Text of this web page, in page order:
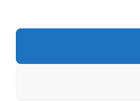
Szórakozás
Webáruház